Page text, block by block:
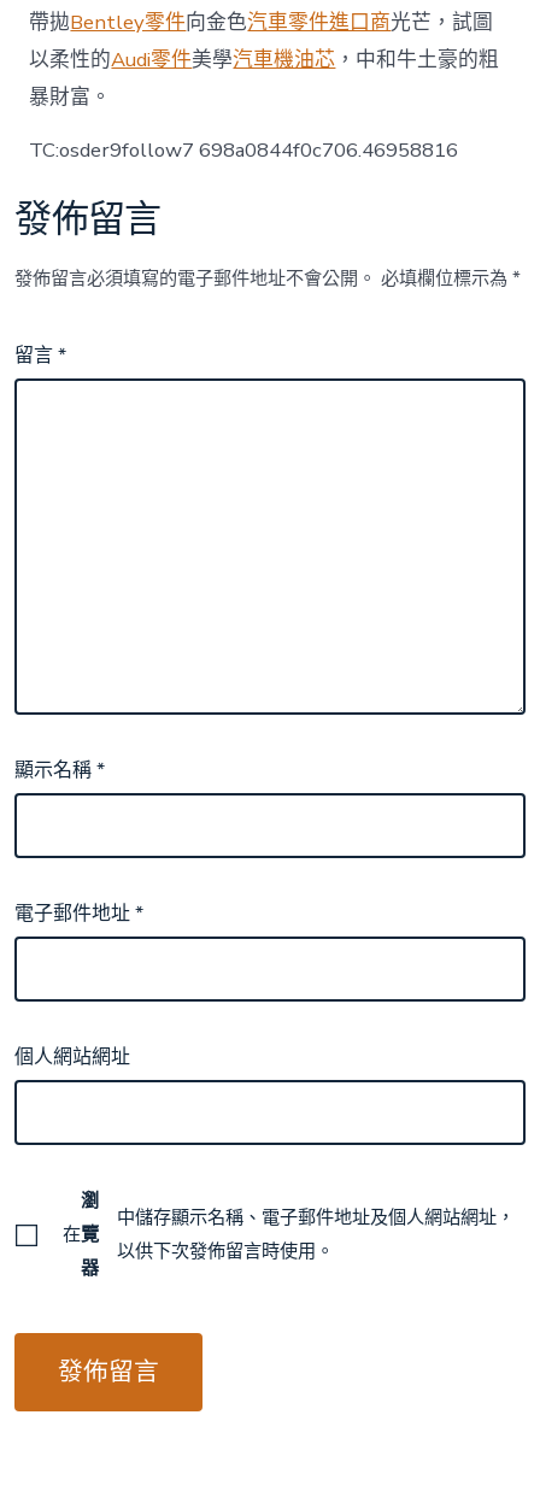
帶拋Bentley零件向金色汽車零件進口商光芒，試圖
以柔性的Audi零件美學汽車機油芯 ，中和牛土豪的粗
暴財富。
TC:osder9follow7 698a0844f0c706.46958816
發佈留言
發佈留言必須填寫的電子郵件地址不會公開。 必填欄位標示為*
留言*
顯示名稱*
電子郵件地址*
個人網站網址
在
瀏
覽
器
中儲存顯示名稱、電子郵件地址及個人網站網址，
以供下次發佈留言時使用。